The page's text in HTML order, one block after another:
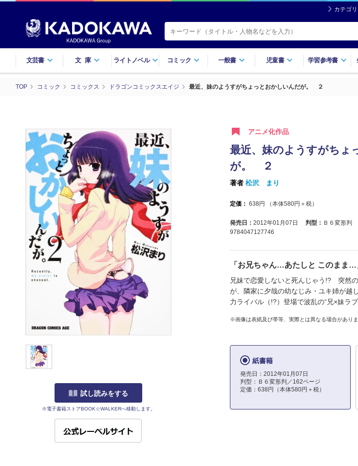
カテゴ
文芸書 文庫 ライトノベル コミック 一般書 児童書 学習参考書
TOP コミック コミックス ドラゴンコミックスエイジ 最近、妹のようすがちょっとおかしいんだが。 ２
試し読みをする
※電子書籍ストアBOOK☆WALKERへ移動します。
アニメ化作品
最近、妹のようすがちょ
が。 ２
著者 松沢 まり
定価： 638円 （本体580円＋税）
発売日： 2012年01月07日 判型： Ｂ６変形判
9784047127746
「お兄ちゃん…あたしと このまま
兄妹で恋愛しないと死んじゃう!? 突然
が、隣家に夕哉の幼なじみ・ユキ姉が
力ライバル（!?）登場で波乱の“兄×妹ラブ
※画像は表紙及び帯等、実際とは異なる場合がありま
紙書籍
発売日：2012年01月07日
判型：Ｂ６変形判／162ページ
定価：638円（本体580円＋税）